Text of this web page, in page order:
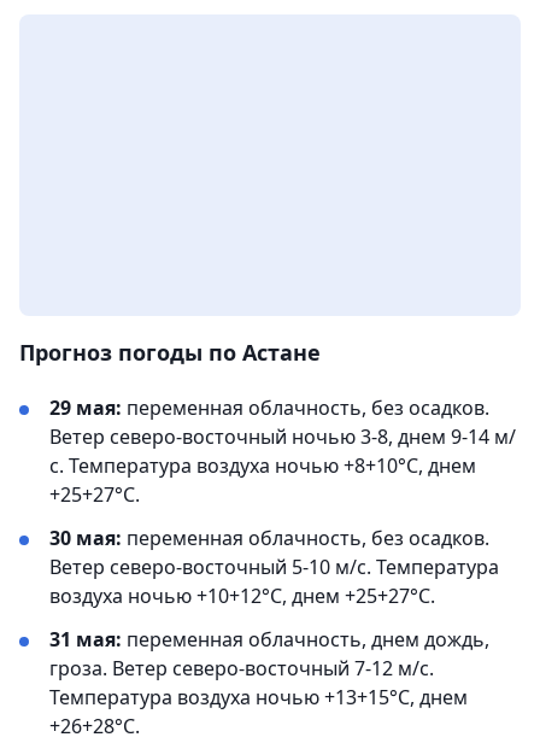
Прогноз погоды по Астане
29 мая: переменная облачность, без осадков.
Ветер северо-восточный ночью 3-8, днем 9-14 м/
с. Температура воздуха ночью +8+10°С, днем
+25+27°С.
30 мая: переменная облачность, без осадков.
Ветер северо-восточный 5-10 м/с. Температура
воздуха ночью +10+12°С, днем +25+27°С.
31 мая: переменная облачность, днем дождь,
гроза. Ветер северо-восточный 7-12 м/с.
Температура воздуха ночью +13+15°С, днем
+26+28°С.